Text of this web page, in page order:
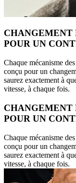
CHANGEMENT
POUR UN
Chaque mécanisme
conçu pour un
saurez exactement à
vitesse, à chaque fois.
CHANGEMENT
POUR UN
Chaque mécanisme
conçu pour un
saurez exactement à
vitesse, à chaque fois.